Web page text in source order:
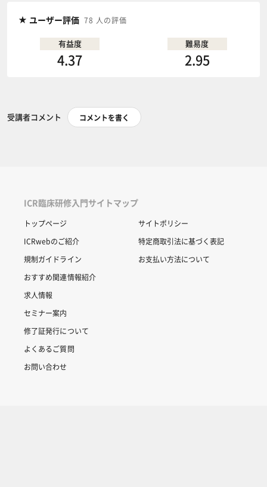
ユーザー評価 78 人の評価
有益度
4.37
難易度
2.95
受講者コメント コメントを書く
ICR臨床研修入門サイトマップ
トップページ
ICRwebのご紹介
規制ガイドライン
おすすめ関連情報紹介
求人情報
セミナー案内
修了証発行について
よくあるご質問
お問い合わせ
サイトポリシー
特定商取引法に基づく表記
お支払い方法について